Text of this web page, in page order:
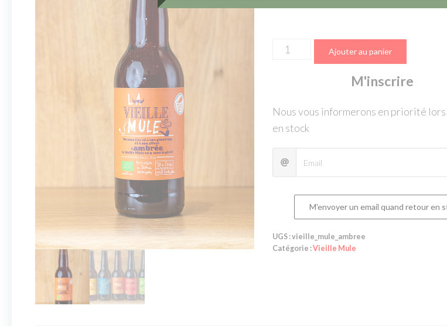
Ajouter au panier
M'inscrire
Nous vous informerons en priorité
en stock
M'envoyer un email quand retour en
UGS :vieille_mule_ambree
Catégorie :Vieille Mule